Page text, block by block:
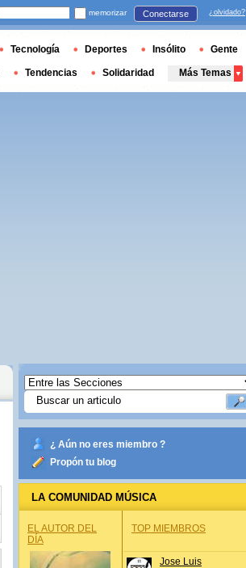
¿ Aún no eres miembro ?
Propón tu blog
LA COMUNIDAD MÚSICA
EL AUTOR DEL
DÍA
TOP MIEMBROS
Jose Luis
memorizar Conectarse ¿olvidado?
Tecnología Deportes Insólito Gente
Tendencias Solidaridad Más Temas